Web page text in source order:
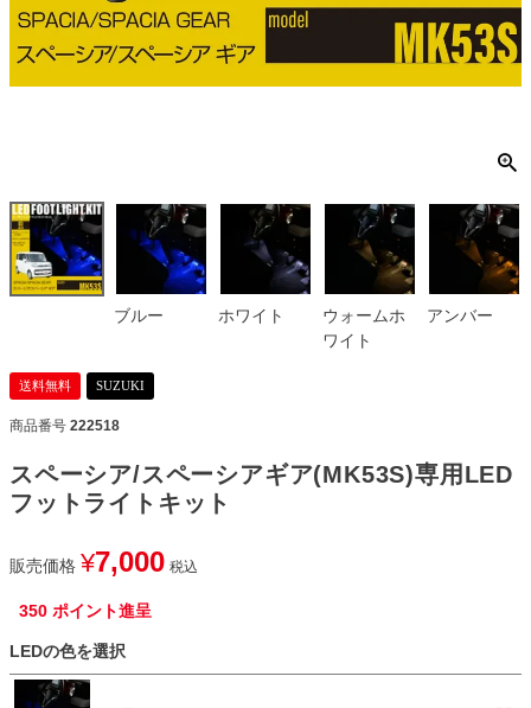
ブルー ホワイト
ウォームホ
ワイト
アンバー
送料無料 SUZUKI
商品番号 222518
スペーシア/スペーシアギア(MK53S)専用LED
フットライトキット
販売価格 ¥7,000 税込
350 ポイント進呈
LEDの色を選択